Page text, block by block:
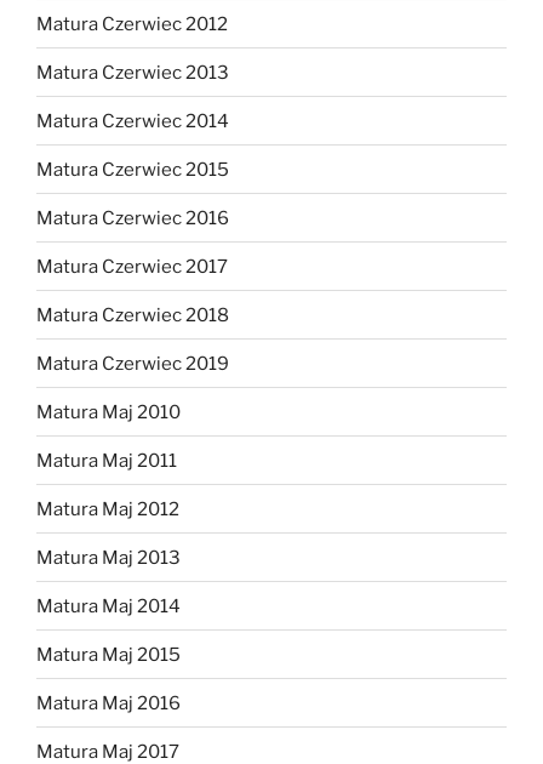
Matura Czerwiec 2012
Matura Czerwiec 2013
Matura Czerwiec 2014
Matura Czerwiec 2015
Matura Czerwiec 2016
Matura Czerwiec 2017
Matura Czerwiec 2018
Matura Czerwiec 2019
Matura Maj 2010
Matura Maj 2011
Matura Maj 2012
Matura Maj 2013
Matura Maj 2014
Matura Maj 2015
Matura Maj 2016
Matura Maj 2017